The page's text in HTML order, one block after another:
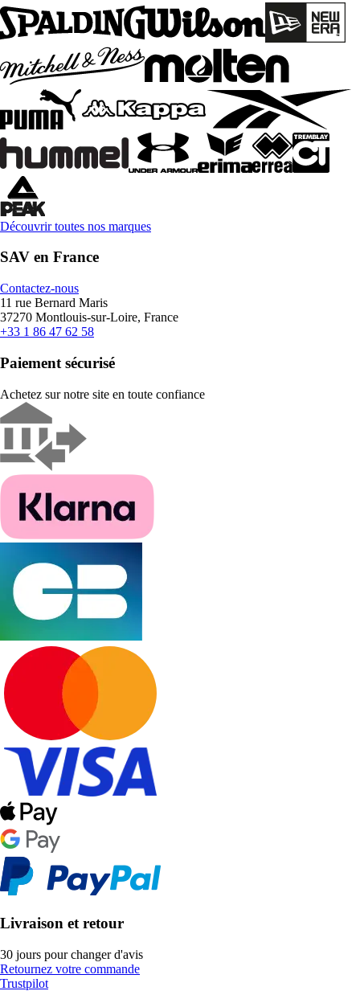
Découvrir toutes nos marques
SAV en France
Contactez-nous
11 rue Bernard Maris
37270 Montlouis-sur-Loire, France
+33 1 86 47 62 58
Paiement sécurisé
Achetez sur notre site en toute confiance
Livraison et retour
30 jours pour changer d'avis
Retournez votre commande
Trustpilot